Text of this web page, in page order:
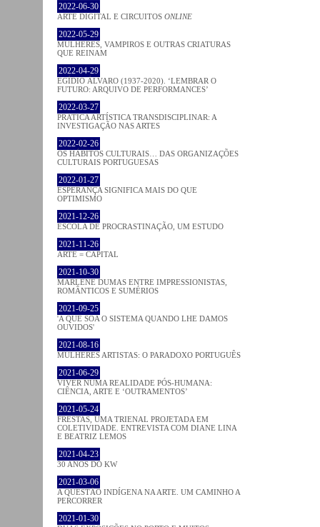
2022-06-30
ARTE DIGITAL E CIRCUITOS ONLINE
2022-05-29
MULHERES, VAMPIROS E OUTRAS CRIATURAS
QUE REINAM
2022-04-29
EGÍDIO ÁLVARO (1937-2020). ‘LEMBRAR O
FUTURO: ARQUIVO DE PERFORMANCES’
2022-03-27
PRATICA ARTÍSTICA TRANSDISCIPLINAR: A
INVESTIGAÇÃO NAS ARTES
2022-02-26
OS HÁBITOS CULTURAIS… DAS ORGANIZAÇÕES
CULTURAIS PORTUGUESAS
2022-01-27
ESPERANÇA SIGNIFICA MAIS DO QUE
OPTIMISMO
2021-12-26
ESCOLA DE PROCRASTINAÇÃO, UM ESTUDO
2021-11-26
ARTE = CAPITAL
2021-10-30
MARLENE DUMAS ENTRE IMPRESSIONISTAS,
ROMÂNTICOS E SUMÉRIOS
2021-09-25
'A QUE SOA O SISTEMA QUANDO LHE DAMOS
OUVIDOS'
2021-08-16
MULHERES ARTISTAS: O PARADOXO PORTUGUÊS
2021-06-29
VIVER NUMA REALIDADE PÓS-HUMANA:
CIÊNCIA, ARTE E ‘OUTRAMENTOS’
2021-05-24
FRESTAS, UMA TRIENAL PROJETADA EM
COLETIVIDADE. ENTREVISTA COM DIANE LINA
E BEATRIZ LEMOS
2021-04-23
30 ANOS DO KW
2021-03-06
A QUESTÃO INDÍGENA NA ARTE. UM CAMINHO A
PERCORRER
2021-01-30